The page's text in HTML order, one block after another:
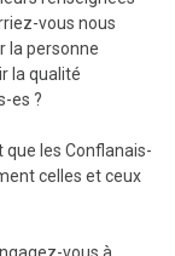
vous nous
la personne
la qualité
es ?
les Conflanais-
celles et ceux
vous à